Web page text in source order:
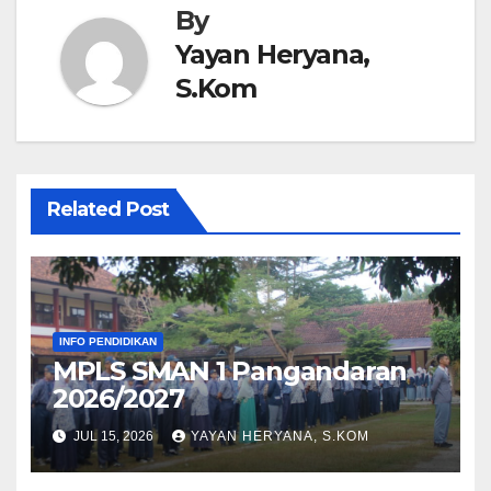
By
Yayan Heryana,
S.Kom
Related Post
INFO PENDIDIKAN
MPLS SMAN 1 Pangandaran
2026/2027
JUL 15, 2026 YAYAN HERYANA, S.KOM